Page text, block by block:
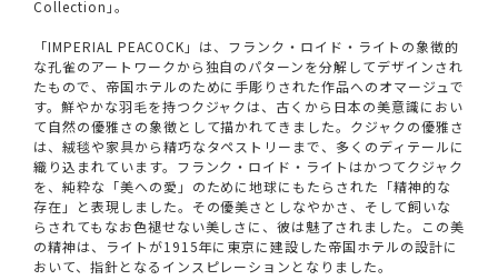
Collection｣。
「IMPERIAL PEACOCK」は、フランク・ロイド・ライトの象徴的
な孔雀のアートワークから独自のパターンを分解してデザインされ
たもので、帝国ホテルのために手彫りされた作品へのオマージュで
す。鮮やかな羽毛を持つクジャクは、古くから日本の美意識におい
て自然の優雅さの象徴として描かれてきました。クジャクの優雅さ
は、絨毯や家具から精巧なタペストリーまで、多くのディテールに
織り込まれています。フランク・ロイド・ライトはかつてクジャク
を、純粋な「美への愛」のために地球にもたらされた「精神的な
存在」と表現しました。その優美さとしなやかさ、そして飼いな
らされてもなお色褪せない美しさに、彼は魅了されました。この美
の精神は、ライトが1915年に東京に建設した帝国ホテルの設計に
おいて、指針となるインスピレーションとなりました。